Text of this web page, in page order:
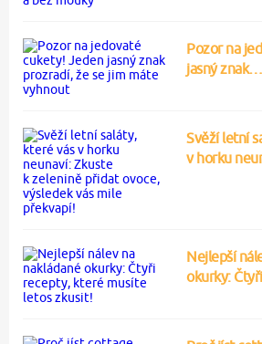
Pozor na
jasný znak…
Svěží letní
v horku
Nejlepší
okurky: